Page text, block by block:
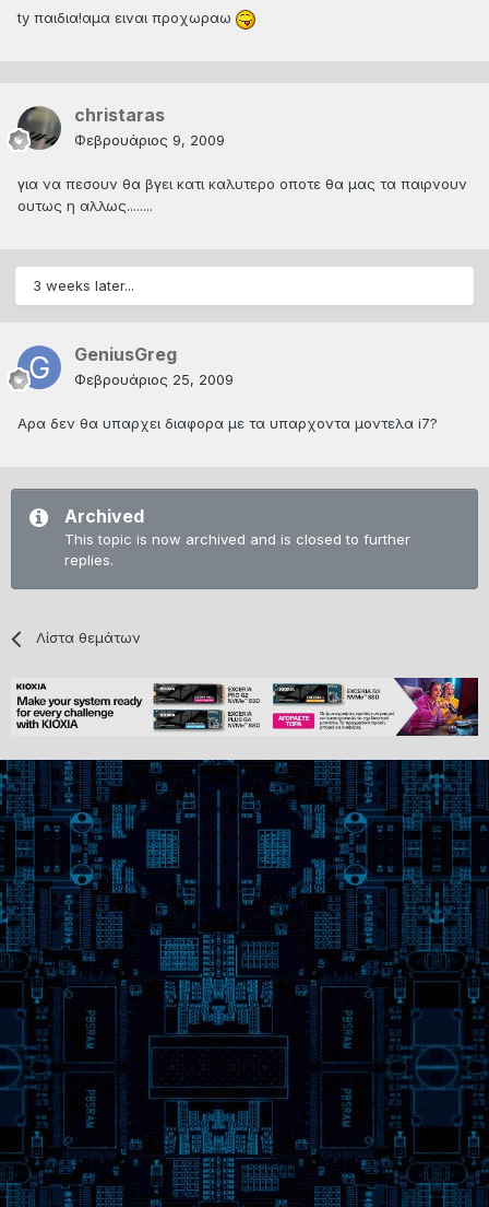
ty παιδια!αμα ειναι προχωραω
christaras
Φεβρουάριος 9, 2009
για να πεσουν θα βγει κατι καλυτερο οποτε θα μας τα παιρνουν
ουτως η αλλως........
3 weeks later...
GeniusGreg
Φεβρουάριος 25, 2009
Αρα δεν θα υπαρχει διαφορα με τα υπαρχοντα μοντελα i7?
Archived
This topic is now archived and is closed to further
replies.
Λίστα θεμάτων